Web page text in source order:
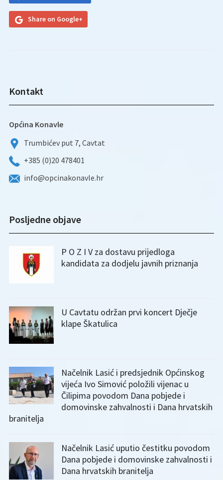
Share on Google+
Kontakt
Općina Konavle
Trumbićev put 7, Cavtat
+385 (0)20 478401
info@opcinakonavle.hr
Posljedne objave
P O Z I V za dostavu prijedloga
kandidata za dodjelu javnih priznanja
U Cavtatu održan prvi koncert Dječje
klape Škatulica
Načelnik Lasić i predsjednik Općinskog
vijeća Ivo Simović položili vijenac u
Čilipima povodom Dana pobjede i
domovinske zahvalnosti i Dana hrvatskih
branitelja
Načelnik Lasić uputio čestitku povodom
Dana pobjede i domovinske zahvalnosti i
Dana hrvatskih branitelja